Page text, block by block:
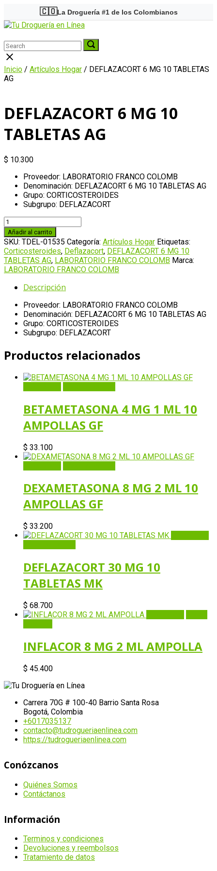
content
🇨🇴La Droguería #1 de los Colombianos
Home
Menu
Search
for:
Search
for:
Search
Close
search
bar
Inicio / Artículos Hogar / DEFLAZACORT 6 MG 10 TABLETAS
AG
DEFLAZACORT 6 MG 10
TABLETAS AG
$ 10.300
Proveedor: LABORATORIO FRANCO COLOMB
Denominación: DEFLAZACORT 6 MG 10 TABLETAS AG
Grupo: CORTICOSTEROIDES
Subgrupo: DEFLAZACORT
DEFLAZACORT
6
MG
10
TABLETAS
AG
cantidad
Añadir al carrito
SKU: TDEL-01535 Categoría: Artículos Hogar Etiquetas:
Corticosteroides, Deflazacort, DEFLAZACORT 6 MG 10
TABLETAS AG, LABORATORIO FRANCO COLOMB Marca:
LABORATORIO FRANCO COLOMB
Descripción
Proveedor: LABORATORIO FRANCO COLOMB
Denominación: DEFLAZACORT 6 MG 10 TABLETAS AG
Grupo: CORTICOSTEROIDES
Subgrupo: DEFLAZACORT
Productos relacionados
BETAMETASONA 4 MG 1 ML 10
AMPOLLAS GF
$ 33.100
DEXAMETASONA 8 MG 2 ML 10
AMPOLLAS GF
$ 33.200
DEFLAZACORT 30 MG 10
TABLETAS MK
$ 68.700
INFLACOR 8 MG 2 ML AMPOLLA
$ 45.400
Carrera 70G # 100-40 Barrio Santa Rosa
Bogotá, Colombia
+6017035137
contacto@tudrogueriaenlinea.com
https://tudrogueriaenlinea.com
Conózcanos
Quiénes Somos
Contáctanos
Información
Terminos y condiciones
Devoluciones y reembolsos
Tratamiento de datos